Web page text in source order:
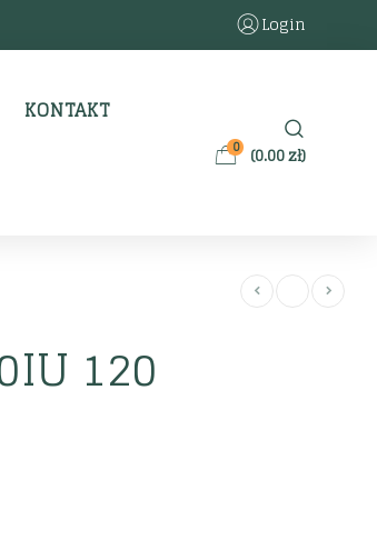
Login
KONTAKT
0 (0.00zł)
120